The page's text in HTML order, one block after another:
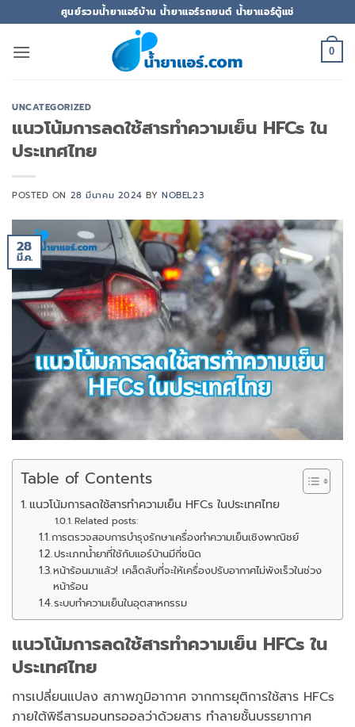
ไป
ยัง
ศูนย์รวมน้ำยาแอร์บ้าน น้ำยาแอร์รถยนต์ น้ำยาแอร์ตู้แช่
0
UNCATEGORIZED
แนวโน้มการลดใช้สารทำความเย็น HFCs ใน
ประเทศไทย
POSTED ON 28 มีนาคม 2024 BYNOBEL23
28
มี.ค.
Table of Contents
แนวโน้มการลดใช้สารทำความเย็น HFCs ในประเทศไทย
Related posts:
การตรวจสอบการบำรุงรักษาเครื่องทำความเย็นเชิงพาณิชย์
ประเภทน้ำยาที่ใช้กับแอร์บ้านมีกี่ชนิด
หน้าร้อนมาแล้ว! เคล็ดลับที่จะให้เครื่องปรับอากาศไม่พังเร็วในช่วง
หน้าร้อน
ระบบทำความเย็นในอุตสาหกรรม
แนวโน้มการลดใช้สารทำความเย็น HFCs ใน
ประเทศไทย
การเปลี่ยนแปลง สภาพภูมิอากาศ จากการยุติการใช้สาร HFCs
ภายใต้พิธีสารมอนทรออลว่าด้วยสาร ทำลายชั้นบรรยากาศ